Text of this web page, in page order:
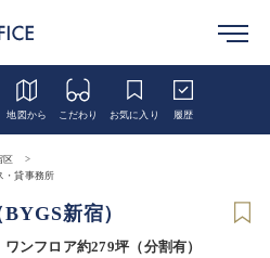
地図から こだわり お気に入り 履歴
区
・貸事務所
新宿）
ンフロア約279坪（分割有）